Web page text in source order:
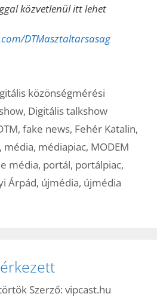
közvetlenül itt lehet
DTMasztaltarsasag
közönségmérési
, Digitális talkshow
, fake news, Fehér Katalin,
, média, médiapiac, MODEM
média, portál, portálpiac,
Árpád, újmédia, újmédia
Szerző: vipcast.hu